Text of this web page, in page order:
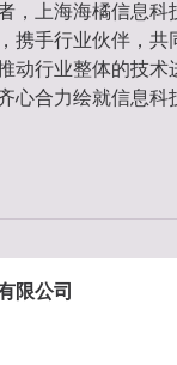
，上海海橘信息科
携手行业伙伴，共
动行业整体的技术
心合力绘就信息科
限公司